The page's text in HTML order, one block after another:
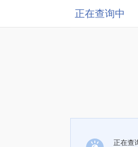
正在查询中
正在查